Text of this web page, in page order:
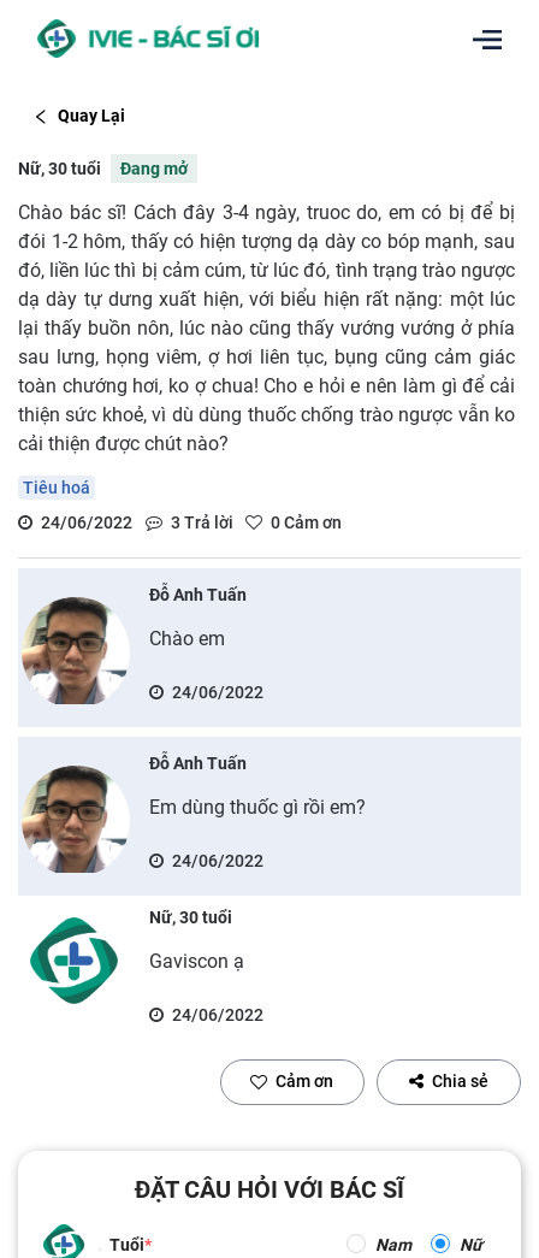
Quay Lại
Nữ, 30 tuổi Đang mở
Chào bác sĩ! Cách đây 3-4 ngày, truoc do, em có bị để bị
đói 1-2 hôm, thấy có hiện tượng dạ dày co bóp mạnh, sau
đó, liền lúc thì bị cảm cúm, từ lúc đó, tình trạng trào ngược
dạ dày tự dưng xuất hiện, với biểu hiện rất nặng: một lúc
lại thấy buồn nôn, lúc nào cũng thấy vướng vướng ở phía
sau lưng, họng viêm, ợ hơi liên tục, bụng cũng cảm giác
toàn chướng hơi, ko ợ chua! Cho e hỏi e nên làm gì để cải
thiện sức khoẻ, vì dù dùng thuốc chống trào ngược vẫn ko
cải thiện được chút nào?
Tiêu hoá
24/06/2022
3 Trả lời 0Cảm ơn
Đỗ Anh Tuấn
Chào em
24/06/2022
Đỗ Anh Tuấn
Em dùng thuốc gì rồi em?
24/06/2022
Nữ, 30 tuổi
Gaviscon ạ
24/06/2022
Cảm ơn Chia sẻ
ĐẶT CÂU HỎI VỚI BÁC SĨ
Tuổi Nam Nữ